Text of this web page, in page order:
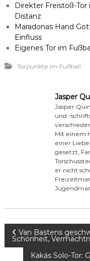
Direkter Freistoß-Tor
Distanz
Maradonas Hand
Einfluss
Eigenes Tor im
Torpunkte im Fußball
Jasper
Jasper
und -
Mit einem
einer
gesetzt,
er nicht
P Van Bastens
Schönheit,
Kakás Solo-Tor: